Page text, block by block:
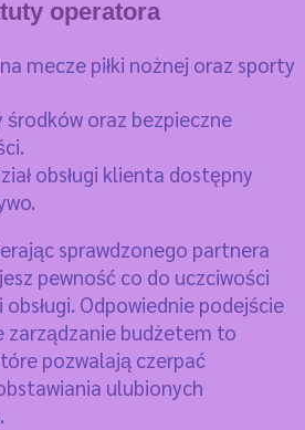
operatora
mecze piłki nożnej oraz sporty
środków oraz bezpieczne
obsługi klienta dostępny
sprawdzonego partnera
pewność co do uczciwości
Odpowiednie podejście
zarządzanie budżetem to
pozwalają czerpać
ulubionych